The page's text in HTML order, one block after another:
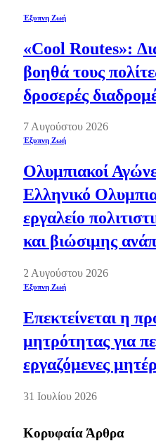
Έξυπνη Ζωή
«Cool Routes»:
βοηθά τους
δροσερές
7 Αυγούστου 2026
Έξυπνη Ζωή
Ολυμπιακοί
Ελληνικό
εργαλείο
και βιώσιμης
2 Αυγούστου 2026
Έξυπνη Ζωή
Επεκτείνεται η
μητρότητας για
εργαζόμενες
31 Ιουλίου 2026
Κορυφαία Άρθρα